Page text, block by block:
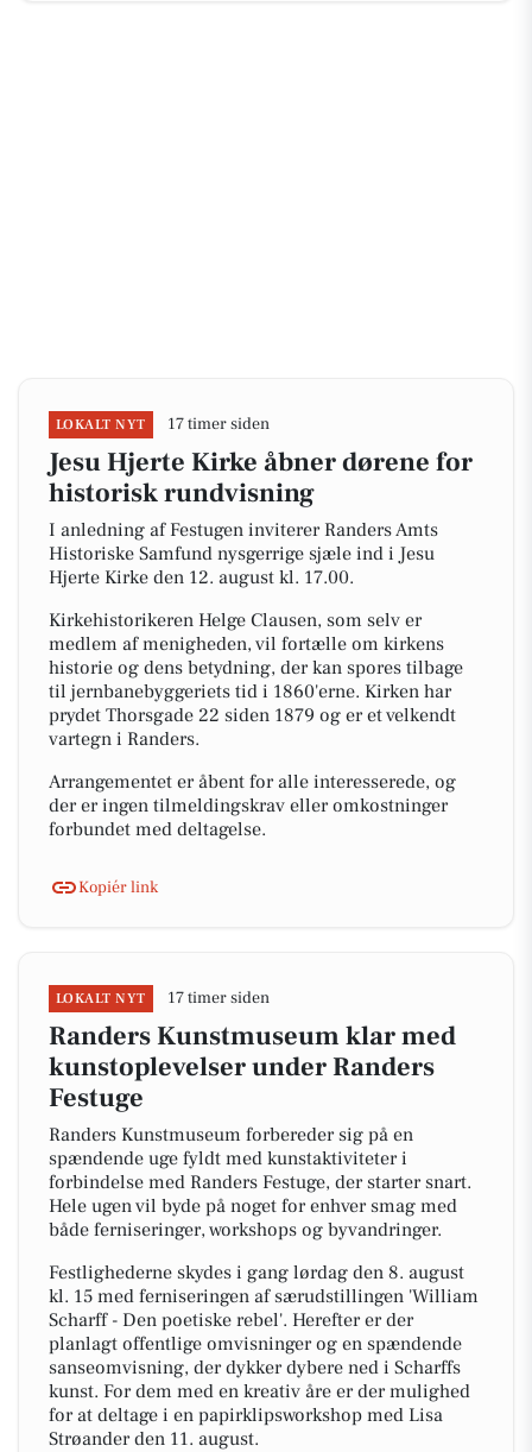
LOKALT NYT 17 timer siden
Jesu Hjerte Kirke åbner dørene for
historisk rundvisning
I anledning af Festugen inviterer Randers Amts
Historiske Samfund nysgerrige sjæle ind i Jesu
Hjerte Kirke den 12. august kl. 17.00.
Kirkehistorikeren Helge Clausen, som selv er
medlem af menigheden, vil fortælle om kirkens
historie og dens betydning, der kan spores tilbage
til jernbanebyggeriets tid i 1860'erne. Kirken har
prydet Thorsgade 22 siden 1879 og er et velkendt
vartegn i Randers.
Arrangementet er åbent for alle interesserede, og
der er ingen tilmeldingskrav eller omkostninger
forbundet med deltagelse.
Kopiér link
LOKALT NYT 17 timer siden
Randers Kunstmuseum klar med
kunstoplevelser under Randers
Festuge
Randers Kunstmuseum forbereder sig på en
spændende uge fyldt med kunstaktiviteter i
forbindelse med Randers Festuge, der starter snart.
Hele ugen vil byde på noget for enhver smag med
både ferniseringer, workshops og byvandringer.
Festlighederne skydes i gang lørdag den 8. august
kl. 15 med ferniseringen af særudstillingen 'William
Scharff - Den poetiske rebel'. Herefter er der
planlagt offentlige omvisninger og en spændende
sanseomvisning, der dykker dybere ned i Scharffs
kunst. For dem med en kreativ åre er der mulighed
for at deltage i en papirklipsworkshop med Lisa
Strøander den 11. august.